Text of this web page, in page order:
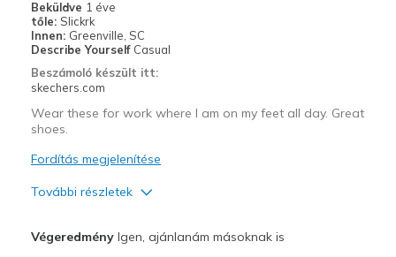
Beküldve 1 éve
tőle: Slickrk
Innen: Greenville, SC
Describe Yourself Casual
Beszámoló készült itt:
skechers.com
Wear these for work where I am on my feet all day. Great
shoes.
Fordítás megjelenítése
További részletek
VégeredményIgen, ajánlanám másoknak is